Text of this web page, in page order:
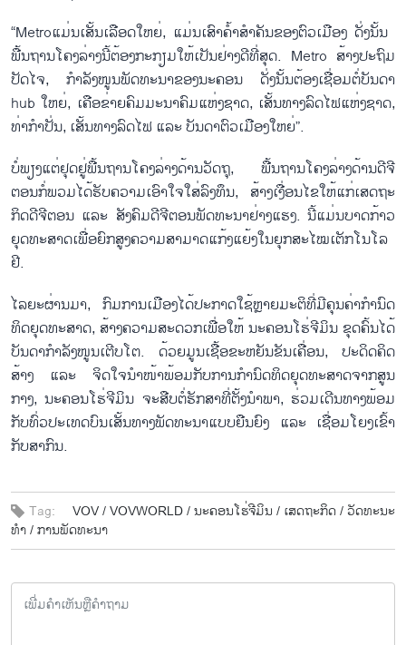
“Metroແມ່ນ​ເສັ້ນ​ເລືອດ​ໃຫຍ່, ແມ່ນ​ເສົາ​ຄ້ຳ​ສຳ​ຄັນ​ຂອງ​ຕົວ​ເມືອງ ​ດັ່ງ​ນັ້ນ ​
ພື້ນ​ຖານ​ໂຄງ​ລ່າງ​ນີ້​ຕ້ອງ​ກະ​ກຽມ​ໃຫ້​ເປັນ​ຢ່າງ​ດີ​ທີ່​ສຸດ. Metro ສ້າງ​ປະ​ຖົມ​
ປັດ​ໄຈ, ກຳ​ລັງ​ໜູນ​ພັດ​ທະ​ນາ​ຂອ​ງ​ນະ​ຄອນ ດັ່ງ​ນັ້ນ​ຕ້ອງ​ເຊື່ອມ​ຕໍ່​ບັນ​ດາ
hub ໃຫຍ່, ເຄືອ​ຂ່າຍ​ຄົມ​ມະ​ນາ​ຄົມ​ແຫ່ງ​ຊາດ, ເສັ້ນ​ທາງ​ລົດ​ໄຟແຫ່ງ​ຊາດ,
ທ່າ​ກຳ​ປັ່ນ, ເສັ້ນ​ທາງ​ລົດ​ໄຟ ​ແລະ ບັນ​ດາ​ຕົວ​ເມືອງ​ໃຫຍ່”.
ບໍ່​ພຽ​ງ​ແຕ່​ຢຸດ​ຢູ່​ພື້ນ​ຖານ​ໂຄງ​ລ່າງ​ດ້ານ​ວັດ​ຖຸ, ພື້ນ​ຖານ​ໂຄງ​ລ່າງ​ດ້ານ​ດີ​ຈີ​
ຕອນ​ກໍ່​ພວມ​ໄດ້​ຮັບ​ຄວາມ​ເອົາ​ໃຈ​ໃສ່​ລົງ​ທຶນ, ສ້າງ​ເງື່ອນ​ໄຂ​ໃຫ້​ແກ່​ເສດ​ຖະ​
ກິດ​ດີ​ຈີ​ຕອນ ແລະ ສັງ​ຄົມ​ດີ​ຈີ​ຕອນພັດ​ທະ​ນາ​ຢ່າງ​ແຮງ. ນີ້​ແມ່ນ​ບາດ​ກ້າວ​
ຍຸດ​ທ​ະ​ສາດ​ເພື່ອ​ຍົກ​ສູງ​ຄວາມ​ສາ​ມາດ​ແກ້ງ​ແຍ້ງ​ໃນ​ຍຸກ​ສະ​ໄໝ​ເຕັກ​ໂນ​ໂລ​
ຢີ.
ໄລ​ຍະ​ຜ່ານ​ມາ, ກົມ​ການ​ເມືອງ​ໄດ້​ປະ​ກາດ​ໃຊ້ຫຼາຍ​ມະ​ຕິ​ທີ່​ມີ​ຄຸນ​ຄ່າ​ກຳ​ນົດ​
ທິດ​ຍຸດ​ທະ​ສາດ, ສ້າງ​ຄວາມ​ສະ​ດວກ​ເພື່ອ​ໃຫ້ ​ນະ​ຄອນ​ໂຮ່​ຈີ​ມິນ ​ຂຸດ​ຄົ້ນ​ໄດ້​
ບັນ​ດາ​ກຳ​ລັງ​ໜູນ​ເຕີບ​ໂຕ. ດ້ວຍ​ມູນ​ເຊື້ອ​ຂ​ະ​ຫຍັນ​ຂັ​ນ​ເຄື່ອນ, ປະ​ດິດ​ຄິດ​
ສ້າງ ແລະ ຈິດ​ໃຈ​ນຳ​ໜ້າ​ພ້ອມ​ກັບ​ການ​ກຳ​ນົດ​ທິດ​ຍຸດ​ທະ​ສາດ​ຈາກ​ສູນ​
ກາງ, ນະ​ຄອນ​ໂຮ່​ຈີ​ມິນ ຈະ​ສືບ​ຕໍ່​ຮັກ​ສາ​ທີ່​ຕັ້ງ​ນຳ​ພາ, ຮ່ວມ​ເດີນ​ທາງ​ພ້ອມ​
ກັບ​ທົ່ວ​ປະ​ເທດ​ບົນ​ເສັ້​ນ​ທາງ​ພັດ​ທະ​ນາ​ແບບ​ຍືນ​ຍົງ ແລະ ເຊື່ອມ​ໂຍງ​ເຂົ້າ​
ກັບ​ສາ​ກົນ.
Tag: VOV /VOVWORLD /ນະ​ຄອນ​ໂຮ່​ຈີ​ມິນ / ເສດ​ຖະ​ກິດ /ວັດ​ທະ​ນະ​
ທຳ /ການ​ພັດ​ທະ​ນາ